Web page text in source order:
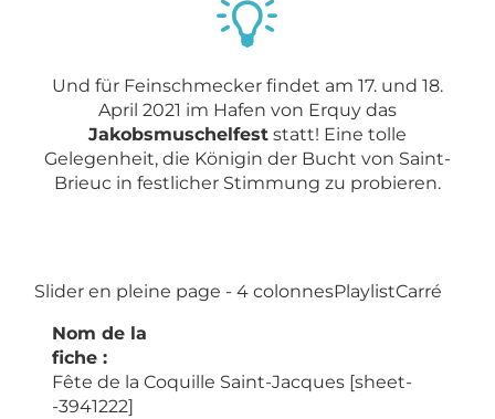
Und für Feinschmecker findet am 17. und 18.
April 2021 im Hafen von Erquy das
Jakobsmuschelfest statt! Eine tolle
Gelegenheit, die Königin der Bucht von Saint-
Brieuc in festlicher Stimmung zu probieren.
Slider en pleine page - 4 colonnesPlaylistCarré
Nom de la
fiche :
Fête de la Coquille Saint-Jacques [sheet-
-3941222]